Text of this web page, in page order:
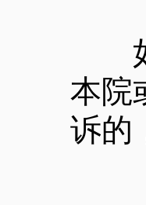
如
本院
诉的